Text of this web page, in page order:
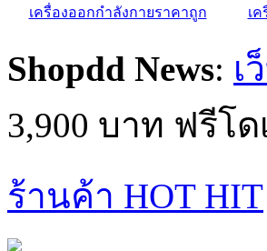
เครื่องออกกำลังกายราคาถูก
เ
Shopdd News: เ
3,900 บาท ฟรีโ
ร้านค้า HOT HIT